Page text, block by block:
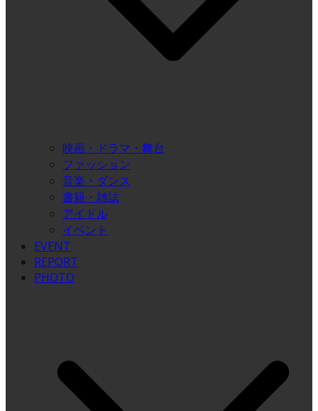
映画・ドラマ・舞台
ファッション
音楽・ダンス
書籍・雑誌
アイドル
イベント
EVENT
REPORT
PHOTO